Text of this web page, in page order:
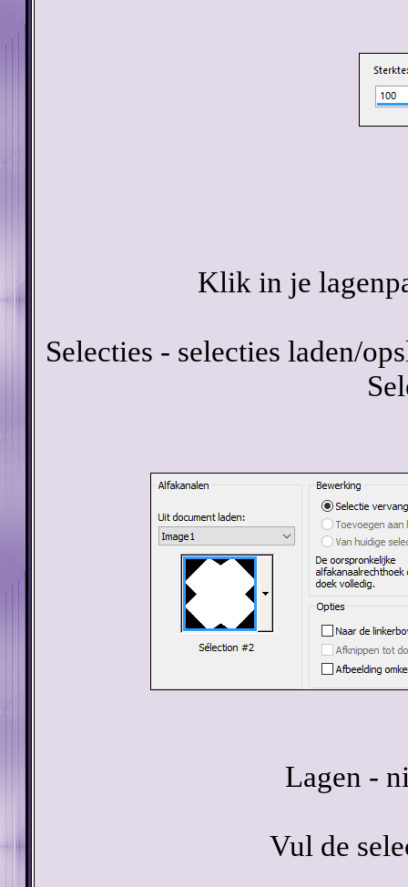
Klik in je
Selecties - selecties laden/
Lagen -
Vul de